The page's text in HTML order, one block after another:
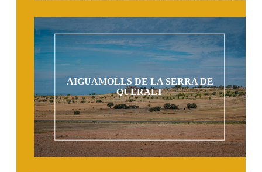
AIGUAMOLLS DE LA SERRA DE
QUERALT